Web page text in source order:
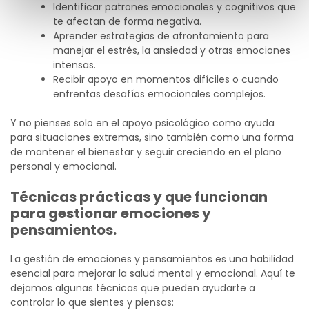
Identificar patrones emocionales y cognitivos que
te afectan de forma negativa.
Aprender estrategias de afrontamiento para
manejar el estrés, la ansiedad y otras emociones
intensas.
Recibir apoyo en momentos difíciles o cuando
enfrentas desafíos emocionales complejos.
Y no pienses solo en el apoyo psicológico como ayuda
para situaciones extremas, sino también como una forma
de mantener el bienestar y seguir creciendo en el plano
personal y emocional.
Técnicas prácticas y que funcionan
para gestionar emociones y
pensamientos.
La gestión de emociones y pensamientos es una habilidad
esencial para mejorar la salud mental y emocional. Aquí te
dejamos algunas técnicas que pueden ayudarte a
controlar lo que sientes y piensas: